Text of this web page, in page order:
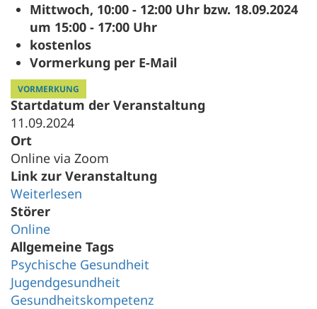
Mittwoch, 10:00 - 12:00 Uhr bzw. 18.09.2024
um 15:00 - 17:00 Uhr
kostenlos
Vormerkung per E-Mail
VORMERKUNG
Startdatum der Veranstaltung
11.09.2024
Ort
Online via Zoom
Link zur Veranstaltung
Weiterlesen
Störer
Online
Allgemeine Tags
Psychische Gesundheit
Jugendgesundheit
Gesundheitskompetenz